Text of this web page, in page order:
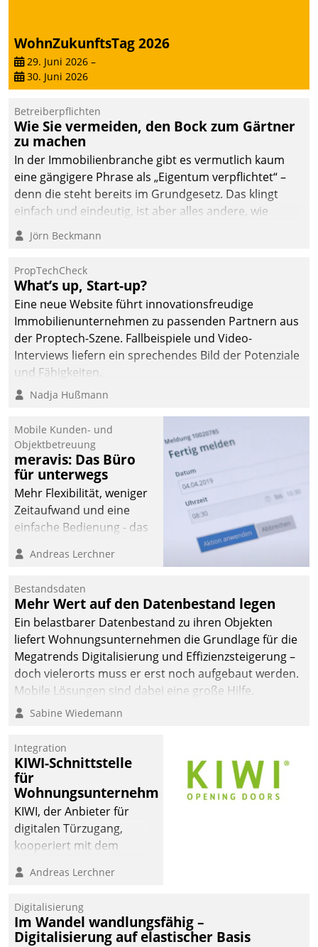
– und beschleunigt damit
den Weg vom
Mieteranliegen zum
WohnZukunftsTag 2026
29. Juni 2026 –
30. Juni 2026
Betreiberpflichten
Wie Sie vermeiden, den Bock zum Gärtner
zu machen
In der Immobilienbranche gibt es vermutlich kaum
eine gängigere Phrase als „Eigentum verpflichtet“ –
denn die steht bereits im Grundgesetz. Das klingt
einfach und eindeutig, ist aber alles andere, wie
Branchenbeschäftigte wissen. Denn mit der
Verantwortung folgen Verpflichtungen.
Jörn Beckmann
PropTechCheck
What’s up, Start-up?
Eine neue Website führt innovationsfreudige
Immobilienunternehmen zu passenden Partnern aus
der Proptech-Szene. Fallbeispiele und Video-
Interviews liefern ein sprechendes Bild der Potenziale
und Fähigkeiten.
Nadja Hußmann
Mobile Kunden- und
Objektbetreuung
meravis: Das Büro
für unterwegs
Mehr Flexibilität, weniger
Zeitaufwand und eine
einfache Bedienung - das
Cockpit für mobile
Datatrain. Die meravis
Wohnungsbau- und
Immobilien GmbH hat
sich dabei für den Betrieb
der Lösung über die SAP
Cloud Platform
entschieden - als erstes
Unternehmen am
Andreas Lerchner
Bestandsdaten
Mehr Wert auf den Datenbestand legen
Ein belastbarer Datenbestand zu ihren Objekten
liefert Wohnungsunternehmen die Grundlage für die
Megatrends Digitalisierung und Effizienzsteigerung –
doch vielerorts muss er erst noch aufgebaut werden.
Mobile Lösungen sind dabei eine große Hilfe.
Sabine Wiedemann
Integration
KIWI-Schnittstelle
für
Wohnungsunternehmen
KIWI, der Anbieter für
digitalen Türzugang,
kooperiert mit dem
Softwareentwicklungshaus
Andreas Lerchner
Digitalisierung
Im Wandel wandlungsfähig –
Digitalisierung auf elastischer Basis